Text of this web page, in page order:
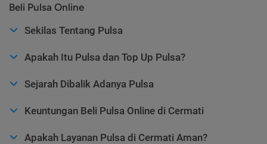
Beli Pulsa Online
Sekilas Tentang Pulsa
Apakah Itu Pulsa dan Top Up Pulsa?
Sejarah Dibalik Adanya Pulsa
Keuntungan Beli Pulsa Online di Cermati
Apakah Layanan Pulsa di Cermati Aman?